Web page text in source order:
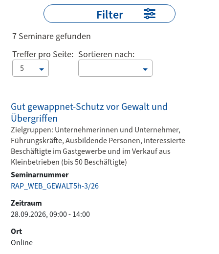
Filter
7 Seminare gefunden
Treffer pro Seite:
5
Sortieren nach:
Gut gewappnet-Schutz vor Gewalt und
Übergriffen
Zielgruppen: Unternehmerinnen und Unternehmer,
Führungskräfte, Ausbildende Personen, interessierte
Beschäftigte im Gastgewerbe und im Verkauf aus
Kleinbetrieben (bis 50 Beschäftigte)
Seminarnummer
RAP_WEB_GEWALT5h-3/26
Zeitraum
28.09.2026, 09:00 - 14:00
Ort
Online